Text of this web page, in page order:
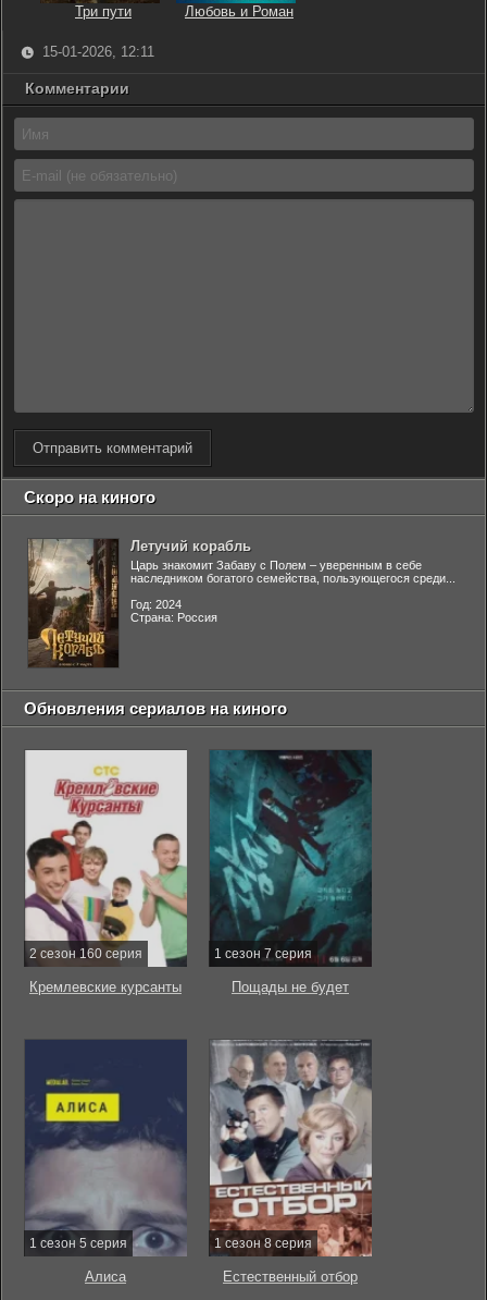
Три пути Любовь и Роман
15-01-2026, 12:11
Комментарии
Отправить комментарий
Скоро на киного
Летучий корабль
Царь знакомит Забаву с Полем – уверенным в себе
наследником богатого семейства, пользующегося среди...
Год: 2024
Страна: Россия
Обновления сериалов на киного
2 сезон 160 серия
Кремлевские курсанты
1 сезон 7 серия
Пощады не будет
1 сезон 5 серия
Алиса
1 сезон 8 серия
Естественный отбор